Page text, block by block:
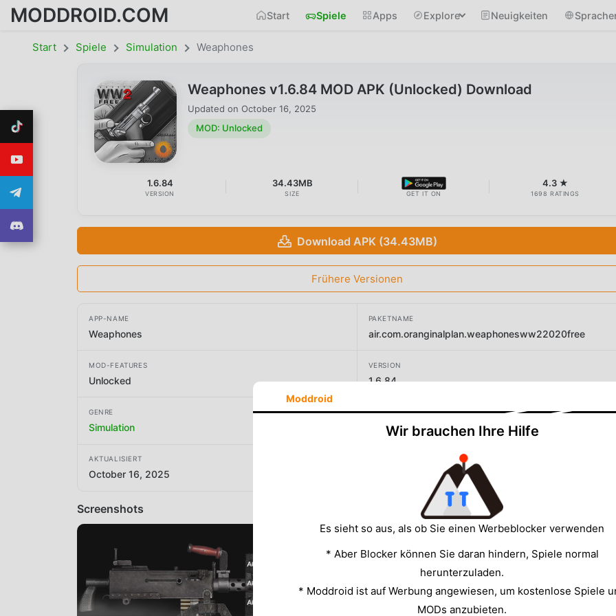
MODDROID.COM Start Spiele Apps Explore Neuigkeiten
Start Spiele Simulation Weaphones
Weaphones v1.6.84 MOD APK (Unlocked) Download
Updated on October 16, 2025
MOD: Unlocked
1.6.84
VERSION
34.43MB
SIZE GET IT ON
4.3 ★
1698 RATINGS
Download APK (34.43MB)
Frühere Versionen
APP-NAME
Weaphones
PAKETNAME
air.com.oranginalplan.weaphonesww22020free
MOD-FEATURES
Unlocked
VERSION
1.6.84
GENRE
Simulation
ENTWICKLER
OranginalPlan
AKTUALISIERT
October 16, 2025
Screenshots
Moddroid
Wir brauchen Ihre Hilfe
Es sieht so aus, als ob Sie einen Werbeblocker verwenden
* Aber Blocker können Sie daran hindern, Spiele normal
herunterzuladen.
* Moddroid ist auf Werbung angewiesen, um kostenlose Spiele
MODs anzubieten.